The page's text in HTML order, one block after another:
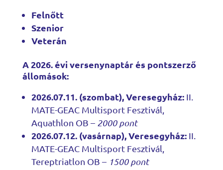
Felnőtt
Szenior
Veterán
A 2026. évi versenynaptár és pontszerző
állomások:
2026.07.11. (szombat), Veresegyház:II.
MATE-GEAC Multisport Fesztivál,
Aquathlon OB – 2000 pont
2026.07.12. (vasárnap), Veresegyház:II.
MATE-GEAC Multisport Fesztivál,
Tereptriatlon OB – 1500 pont